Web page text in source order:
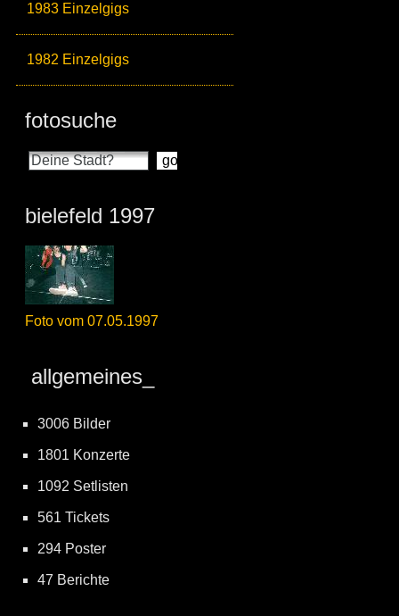
1983 Einzelgigs
1982 Einzelgigs
fotosuche
bielefeld 1997
Foto vom 07.05.1997
allgemeines_
3006 Bilder
1801 Konzerte
1092 Setlisten
561 Tickets
294 Poster
47 Berichte